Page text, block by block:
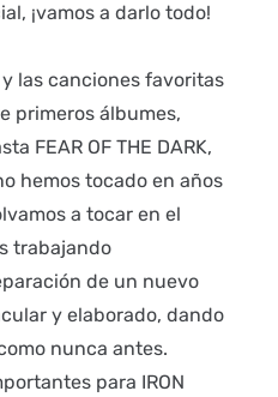
¡vamos a darlo todo!
las canciones favoritas
primeros álbumes,
FEAR OF THE DARK,
hemos tocado en años
a tocar en el
trabajando
de un nuevo
y elaborado, dando
nunca antes.
para IRON